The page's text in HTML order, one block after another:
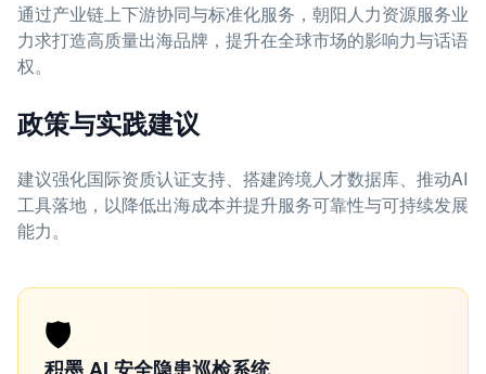
通过产业链上下游协同与标准化服务，朝阳人力资源服务业
力求打造高质量出海品牌，提升在全球市场的影响力与话语
权。
政策与实践建议
建议强化国际资质认证支持、搭建跨境人才数据库、推动AI
工具落地，以降低出海成本并提升服务可靠性与可持续发展
能力。
🛡️